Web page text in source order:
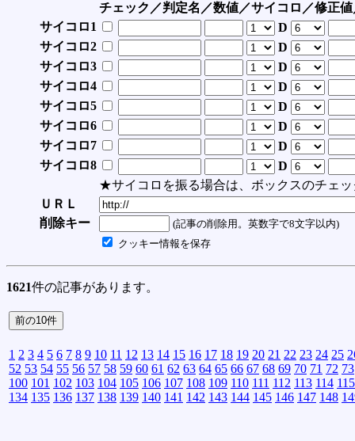
チェック／判定名／数値／サイコロ／修正
サイコロ1
D
サイコロ2
D
サイコロ3
D
サイコロ4
D
サイコロ5
D
サイコロ6
D
サイコロ7
D
サイコロ8
D
★サイコロを振る場合は、ボックスのチェッ
ＵＲＬ
削除キー
(記事の削除用。英数字で8文字以内)
クッキー情報を保存
1621件の記事があります。
1 2 3 4 5 6 7 8 9 10 11 12 13 14 15 16 17 18 19 20 21 22 23 24 25
52 53 54 55 56 57 58 59 60 61 62 63 64 65 66 67 68 69 70 71 72 73
100 101 102 103 104 105 106 107 108 109 110 111 112 113 114 115
134 135 136 137 138 139 140 141 142 143 144 145 146 147 148